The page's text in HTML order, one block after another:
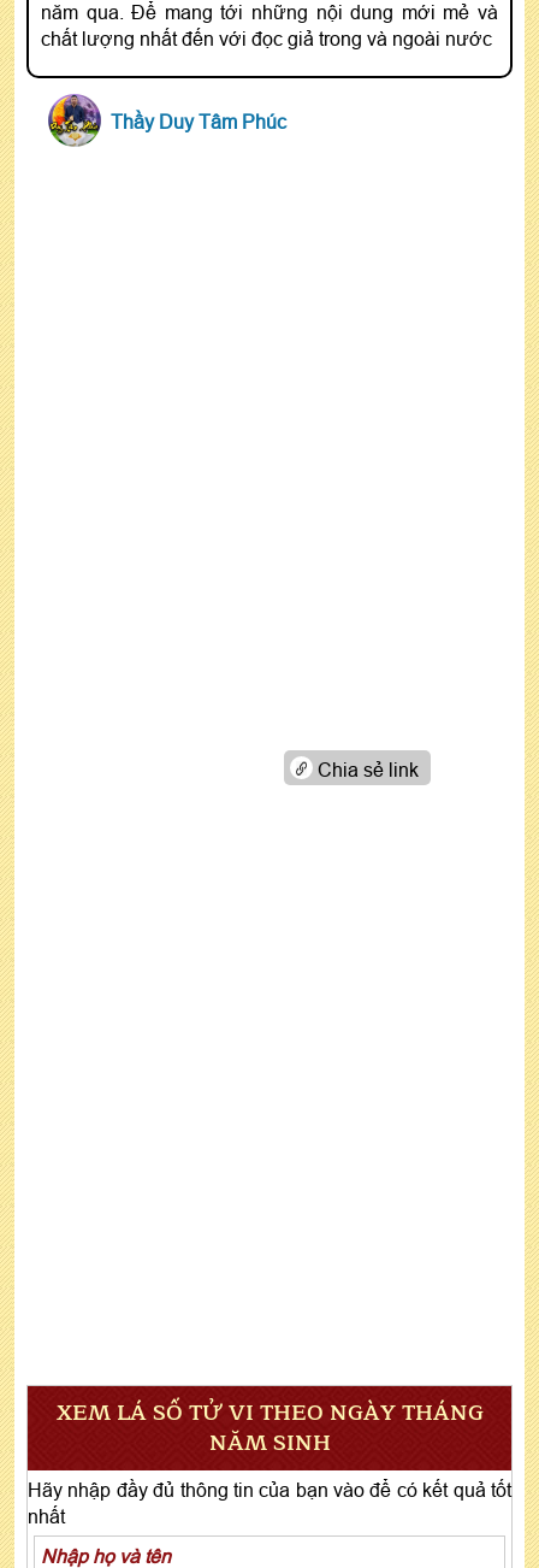
năm qua. Để mang tới những nội dung mới mẻ và
chất lượng nhất đến với đọc giả trong và ngoài nước
Thầy Duy Tâm Phúc
Chia sẻ link
XEM LÁ SỐ TỬ VI THEO NGÀY THÁNG
NĂM SINH
Hãy nhập đầy đủ thông tin của bạn vào để có kết quả tốt
nhất